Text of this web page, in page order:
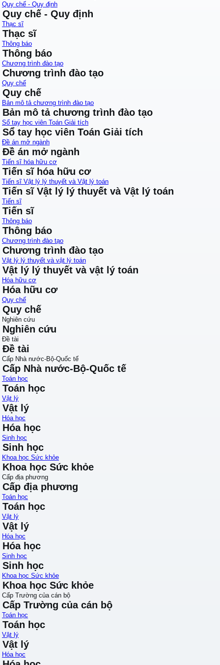
Quy chế - Quy định
Quy chế - Quy định
Thạc sĩ
Thạc sĩ
Thông báo
Thông báo
Chương trình đào tạo
Chương trình đào tạo
Quy chế
Quy chế
Bản mô tả chương trình đào tạo
Bản mô tả chương trình đào tạo
Sổ tay học viên Toán Giải tích
Sổ tay học viên Toán Giải tích
Đề án mở ngành
Đề án mở ngành
Tiến sĩ hóa hữu cơ
Tiến sĩ hóa hữu cơ
Tiến sĩ Vật lý lý thuyết và Vật lý toán
Tiến sĩ Vật lý lý thuyết và Vật lý toán
Tiến sĩ
Tiến sĩ
Thông báo
Thông báo
Chương trình đào tạo
Chương trình đào tạo
Vật lý lý thuyết và vật lý toán
Vật lý lý thuyết và vật lý toán
Hóa hữu cơ
Hóa hữu cơ
Quy chế
Quy chế
Nghiên cứu
Nghiên cứu
Đề tài
Đề tài
Cấp Nhà nước-Bộ-Quốc tế
Cấp Nhà nước-Bộ-Quốc tế
Toán học
Toán học
Vật lý
Vật lý
Hóa học
Hóa học
Sinh học
Sinh học
Khoa học Sức khỏe
Khoa học Sức khỏe
Cấp địa phương
Cấp địa phương
Toán học
Toán học
Vật lý
Vật lý
Hóa học
Hóa học
Sinh học
Sinh học
Khoa học Sức khỏe
Khoa học Sức khỏe
Cấp Trường của cán bộ
Cấp Trường của cán bộ
Toán học
Toán học
Vật lý
Vật lý
Hóa học